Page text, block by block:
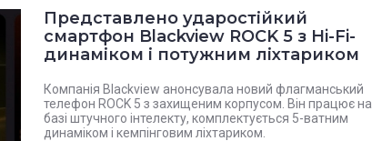
Представлено ударостійкий
смартфон Blackview ROCK 5 з Hi-Fi-
динаміком і потужним ліхтариком
Компанія Blackview анонсувала новий флагманський
телефон ROCK 5 з захищеним корпусом. Він працює на
базі штучного інтелекту, комплектується 5-ватним
динаміком і кемпінговим ліхтариком.